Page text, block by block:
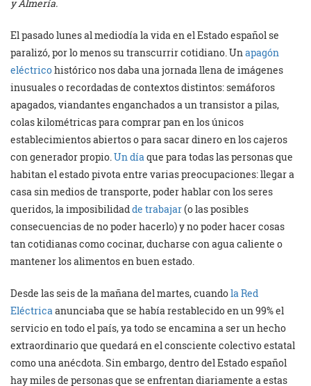
y Almería.
El pasado lunes al mediodía la vida en el Estado español se
paralizó, por lo menos su transcurrir cotidiano. Unapagón
eléctricohistórico nos daba una jornada llena de imágenes
inusuales o recordadas de contextos distintos: semáforos
apagados, viandantes enganchados a un transistor a pilas,
colas kilométricas para comprar pan en los únicos
establecimientos abiertos o para sacar dinero en los cajeros
con generador propio.Un díaque para todas las personas que
habitan el estado pivota entre varias preocupaciones: llegar a
casa sin medios de transporte, poder hablar con los seres
queridos, la imposibilidadde trabajar(o las posibles
consecuencias de no poder hacerlo) y no poder hacer cosas
tan cotidianas como cocinar, ducharse con agua caliente o
mantener los alimentos en buen estado.
Desde las seis de la mañana del martes, cuandola Red
Eléctricaanunciaba que se había restablecido en un 99% el
servicio en todo el país, ya todo se encamina a ser un hecho
extraordinario que quedará en el consciente colectivo estatal
como una anécdota. Sin embargo, dentro del Estado español
hay miles de personas que se enfrentan diariamente a estas